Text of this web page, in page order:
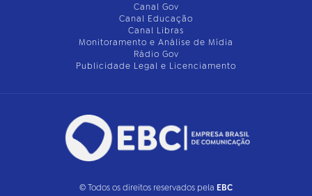
Canal Gov
Canal Educação
Canal Libras
Monitoramento e Análise de Mídia
Rádio Gov
Publicidade Legal e Licenciamento
© Todos os direitos reservados pela EBC